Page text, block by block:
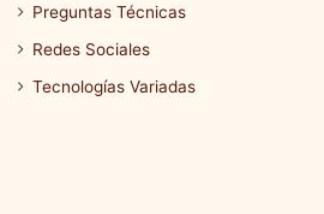
Preguntas Técnicas
Redes Sociales
Tecnologías Variadas